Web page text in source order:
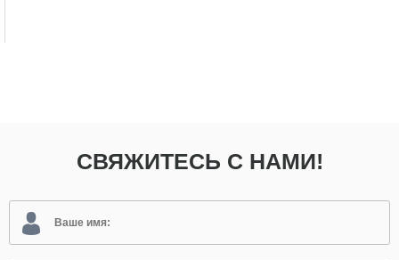
СВЯЖИТЕСЬ С НАМИ!